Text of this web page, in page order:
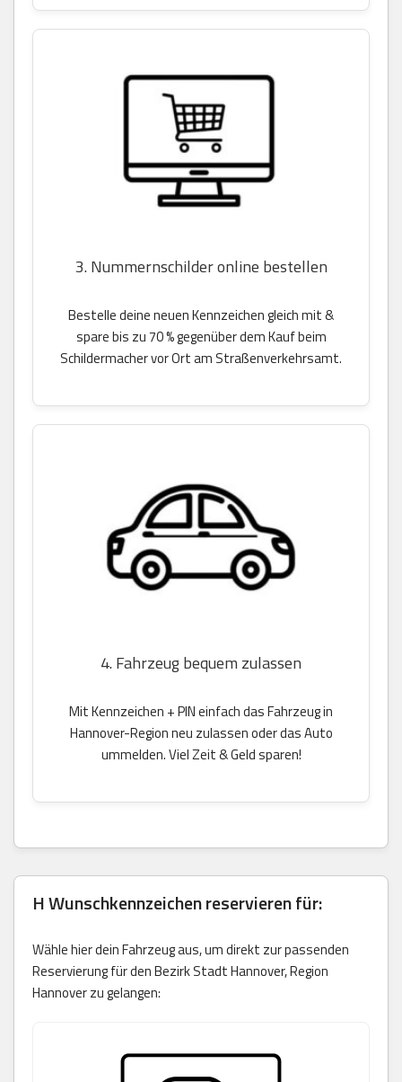
3. Nummernschilder online bestellen
Bestelle deine neuen Kennzeichen gleich mit &
spare bis zu 70 % gegenüber dem Kauf beim
Schildermacher vor Ort am Straßenverkehrsamt.
4. Fahrzeug bequem zulassen
Mit Kennzeichen + PIN einfach das Fahrzeug in
Hannover-Region neu zulassen oder das Auto
ummelden. Viel Zeit & Geld sparen!
H Wunschkennzeichen reservieren für:
Wähle hier dein Fahrzeug aus, um direkt zur passenden
Reservierung für den Bezirk Stadt Hannover, Region
Hannover zu gelangen: